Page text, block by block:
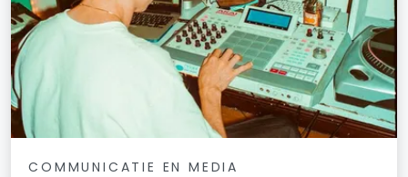
COMMUNICATIE EN MEDIA